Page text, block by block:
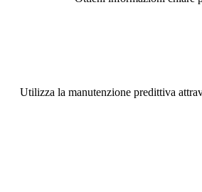
Utilizza la manutenzione predittiva